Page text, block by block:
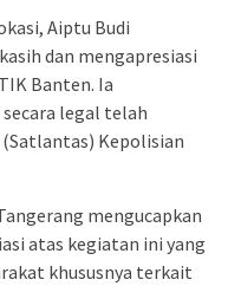
Aiptu Budi
dan mengapresiasi
Banten. Ia
legal telah
Kepolisian
mengucapkan
atas kegiatan ini yang
khususnya terkait